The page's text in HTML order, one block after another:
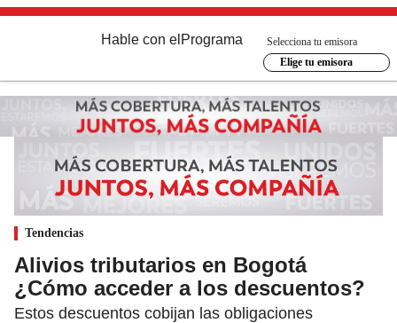
Hable con el Programa
Selecciona tu emisora
Elige tu emisora
Tendencias
Alivios tributarios en Bogotá
¿Cómo acceder a los descuentos?
Estos descuentos cobijan las obligaciones